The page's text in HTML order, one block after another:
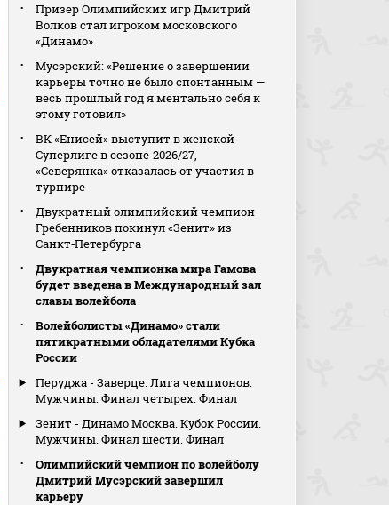
Призер Олимпийских игр Дмитрий
Волков стал игроком московского
«Динамо»
Мусэрский: «Решение о завершении
карьеры точно не было спонтанным —
весь прошлый год я ментально себя к
этому готовил»
ВК «Енисей» выступит в женской
Суперлиге в сезоне‑2026/27,
«Северянка» отказалась от участия в
турнире
Двукратный олимпийский чемпион
Гребенников покинул «Зенит» из
Санкт‑Петербурга
Двукратная чемпионка мира Гамова
будет введена в Международный зал
славы волейбола
Волейболисты «Динамо» стали
пятикратными обладателями Кубка
России
Перуджа - Заверце. Лига чемпионов.
Мужчины. Финал четырех. Финал
Зенит - Динамо Москва. Кубок России.
Мужчины. Финал шести. Финал
Олимпийский чемпион по волейболу
Дмитрий Мусэрский завершил
карьеру